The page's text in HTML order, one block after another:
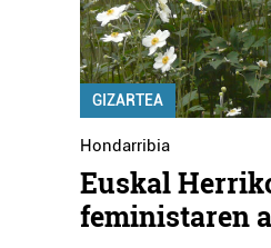
GIZARTEA
Hondarribia
Euskal
feministaren